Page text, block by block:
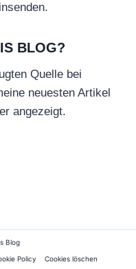
BLOG?
Quelle bei
neuesten Artikel
angezeigt.
Blog
Policy Cookies löschen